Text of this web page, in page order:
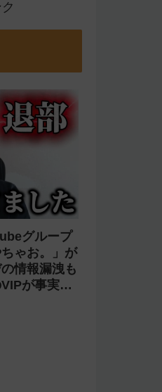
グループ
ゃお。」が
情報漏洩も
が事実無